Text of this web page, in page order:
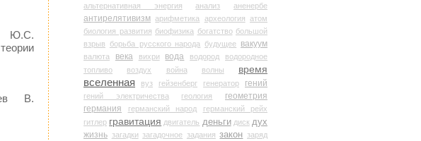
Ю.С.
В.
альтернативная энергия
анализ аненербе
антирелятивизм арифметика археология атом
биология развития биофизика богатство большой
взрыв
борьба русского народа будущее вакуум
валюта века вихри вода водород
водородное
топливо
воздух война волны
время
вселенная
вуз гейзенберг генератор гений
гений электричества геология
геометрия
германия
германский народ
германский рейх
гитлер гравитация двигатель деньги диск дух
жизнь загадки загадочное задания закон заряд